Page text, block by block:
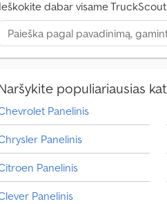
Ieškokite dabar visame
populiariausias
Panelinis
Panelinis
Panelinis
Panelinis